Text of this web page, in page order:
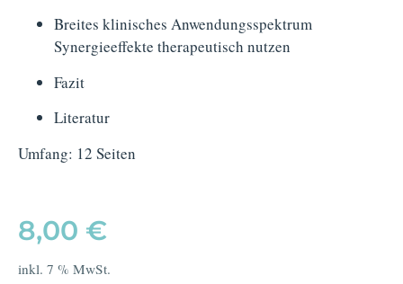
Breites klinisches Anwendungsspektrum
Synergieeffekte therapeutisch nutzen
Fazit
Literatur
Umfang: 12 Seiten
8,00 €
inkl. 7 % MwSt.